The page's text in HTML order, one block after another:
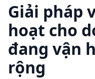
Giải pháp
hoạt cho
đang vận
rộng